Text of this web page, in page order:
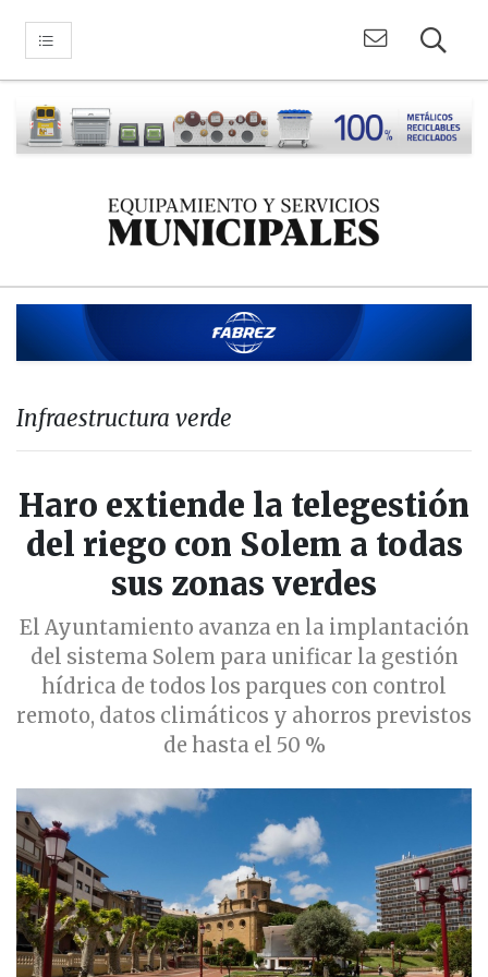
Infraestructura verde
Haro extiende la telegestión
del riego con Solem a todas
sus zonas verdes
El Ayuntamiento avanza en la implantación
del sistema Solem para unificar la gestión
hídrica de todos los parques con control
remoto, datos climáticos y ahorros previstos
de hasta el 50 %